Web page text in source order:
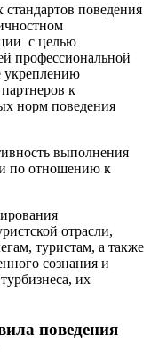
поведения
с целью
профессиональной
укреплению
к
норм поведения
выполнения
по отношению к
отрасли,
туристам, а также
сознания и
их
поведения